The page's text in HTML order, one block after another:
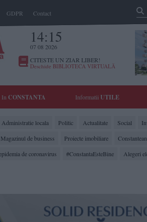
GDPR Contact
14:15
07 08 2026
CITESTE UN ZIAR LIBER!
Deschide BIBLIOTECA VIRTUALĂ
In CONSTANTA Informatii UTILE
Administratie locala Politic Actualitate Social
Magazinul de business Proiecte imobiliare
de coronavirus
#ConstantaEsteBine Alegeri